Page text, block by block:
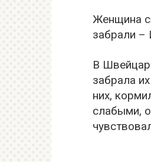
Женщина
забрали –
В
забрала
них,
слабыми,